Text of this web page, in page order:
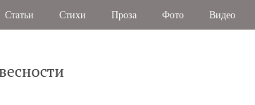
Статьи Стихи Проза Фото Видео